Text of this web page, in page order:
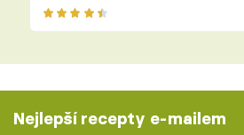
Nejlepší recepty e-mailem